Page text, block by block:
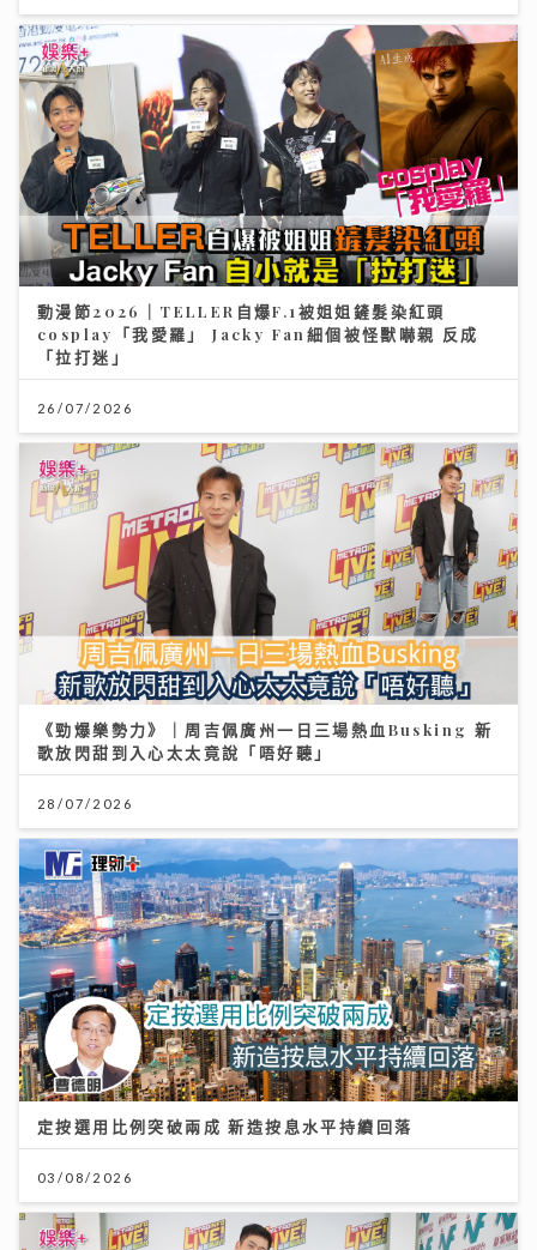
動漫節2026｜TELLER自爆F.1被姐姐鏟髮染紅頭
cosplay「我愛羅」 Jacky Fan細個被怪獸嚇親 反成
「拉打迷」
26/07/2026
《勁爆樂勢力》｜周吉佩廣州一日三場熱血Busking 新
歌放閃甜到入心太太竟說「唔好聽」
28/07/2026
定按選用比例突破兩成 新造按息水平持續回落
03/08/2026